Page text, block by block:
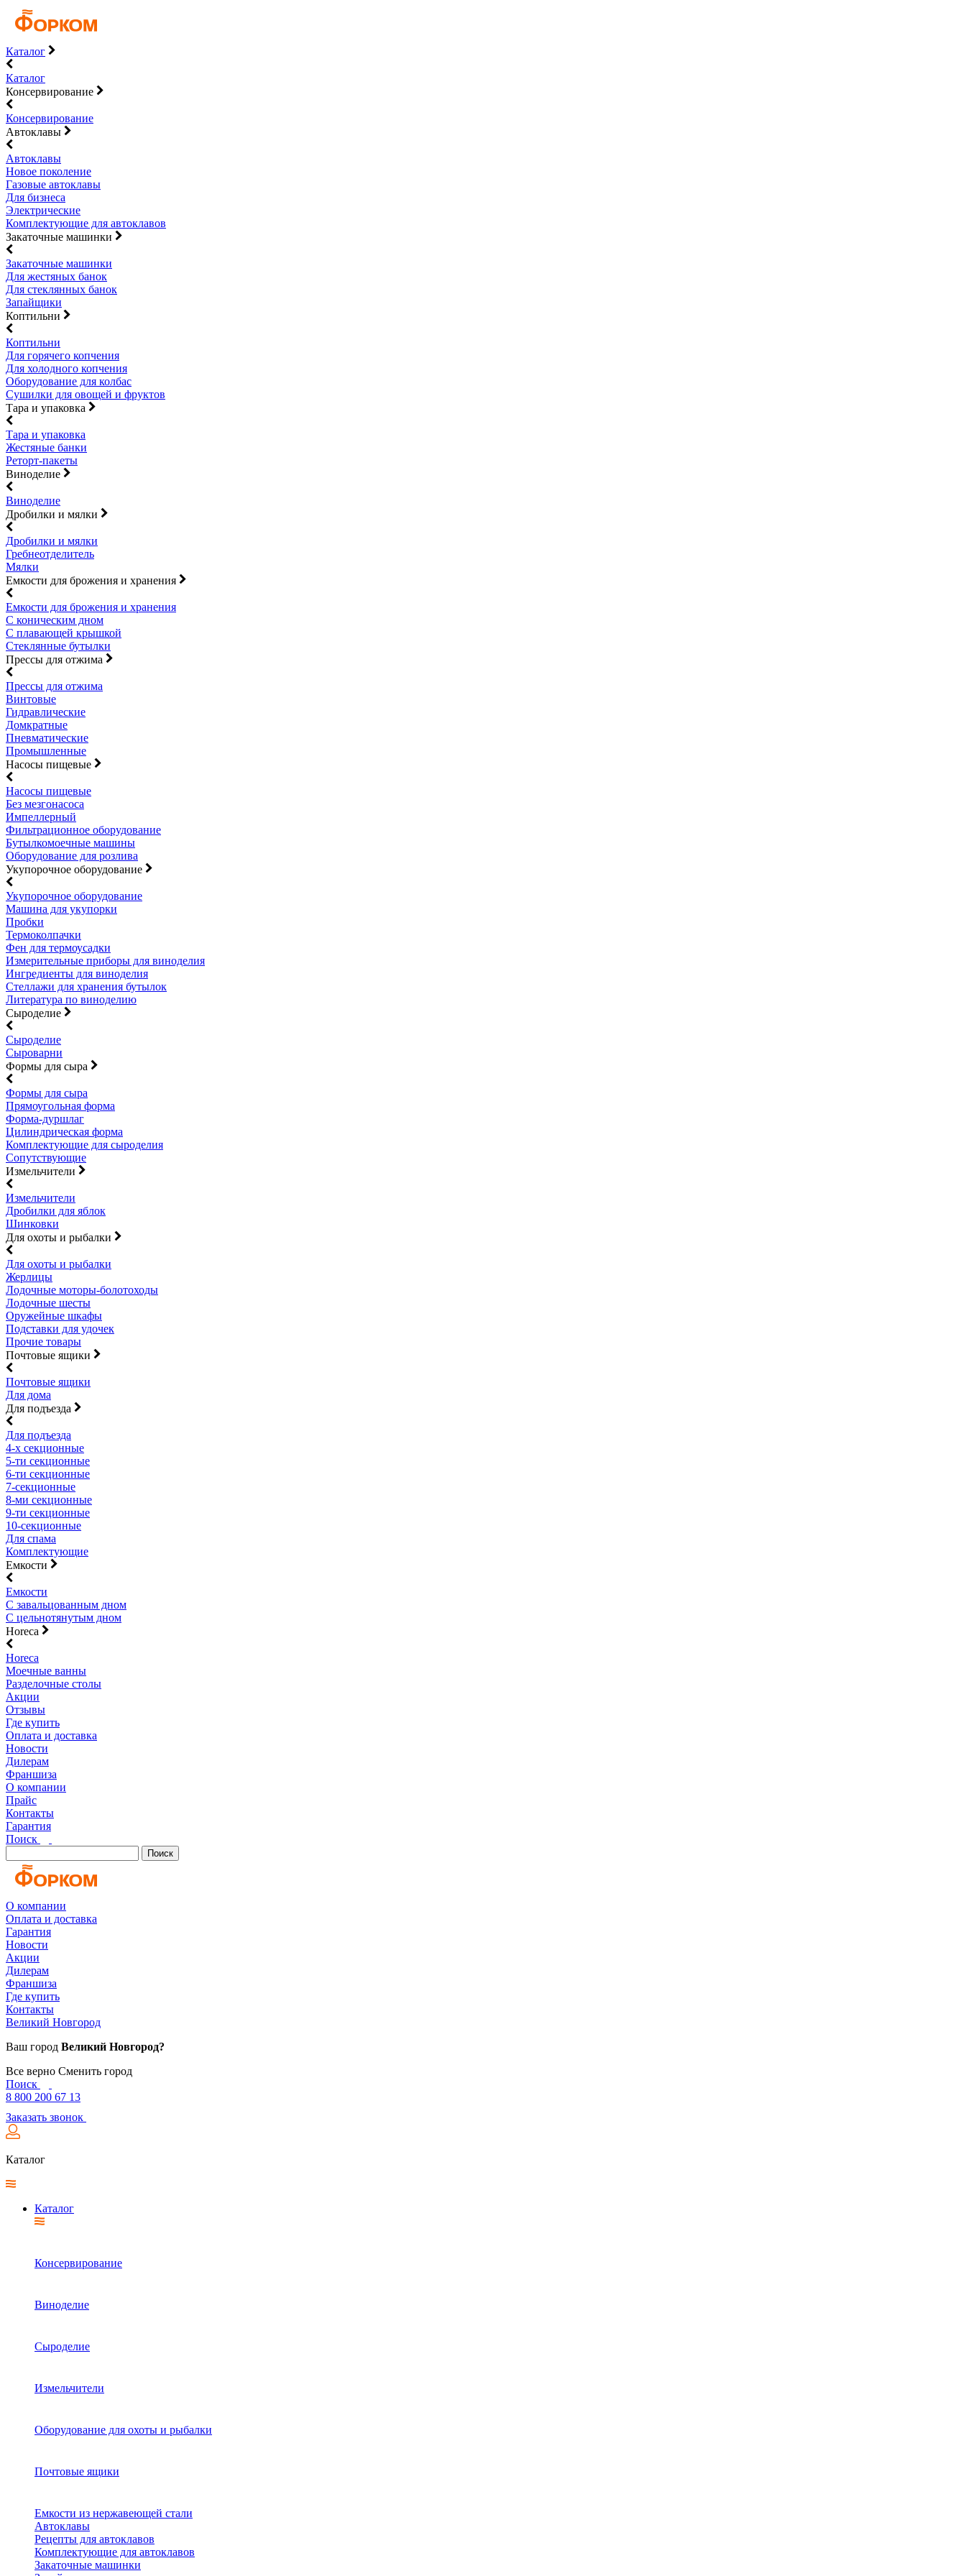
Каталог
Каталог
Консервирование
Консервирование
Автоклавы
Автоклавы
Новое поколение
Газовые автоклавы
Для бизнеса
Электрические
Комплектующие для автоклавов
Закаточные машинки
Закаточные машинки
Для жестяных банок
Для стеклянных банок
Запайщики
Коптильни
Коптильни
Для горячего копчения
Для холодного копчения
Оборудование для колбас
Сушилки для овощей и фруктов
Тара и упаковка
Тара и упаковка
Жестяные банки
Реторт-пакеты
Виноделие
Виноделие
Дробилки и мялки
Дробилки и мялки
Гребнеотделитель
Мялки
Емкости для брожения и хранения
Емкости для брожения и хранения
С коническим дном
С плавающей крышкой
Стеклянные бутылки
Прессы для отжима
Прессы для отжима
Винтовые
Гидравлические
Домкратные
Пневматические
Промышленные
Насосы пищевые
Насосы пищевые
Без мезгонасоса
Импеллерный
Фильтрационное оборудование
Бутылкомоечные машины
Оборудование для розлива
Укупорочное оборудование
Укупорочное оборудование
Машина для укупорки
Пробки
Термоколпачки
Фен для термоусадки
Измерительные приборы для виноделия
Ингредиенты для виноделия
Стеллажи для хранения бутылок
Литература по виноделию
Сыроделие
Сыроделие
Сыроварни
Формы для сыра
Формы для сыра
Прямоугольная форма
Форма-дуршлаг
Цилиндрическая форма
Комплектующие для сыроделия
Сопутствующие
Измельчители
Измельчители
Дробилки для яблок
Шинковки
Для охоты и рыбалки
Для охоты и рыбалки
Жерлицы
Лодочные моторы-болотоходы
Лодочные шесты
Оружейные шкафы
Подставки для удочек
Прочие товары
Почтовые ящики
Почтовые ящики
Для дома
Для подъезда
Для подъезда
4-х секционные
5-ти секционные
6-ти секционные
7-секционные
8-ми секционные
9-ти секционные
10-секционные
Для спама
Комплектующие
Емкости
Емкости
С завальцованным дном
С цельнотянутым дном
Horeca
Horeca
Моечные ванны
Разделочные столы
Акции
Отзывы
Где купить
Оплата и доставка
Новости
Дилерам
Франшиза
О компании
Прайс
Контакты
Гарантия
Поиск
Поиск
О компании
Оплата и доставка
Гарантия
Новости
Акции
Дилерам
Франшиза
Где купить
Контакты
Великий Новгород
Ваш город Великий Новгород?
Все верно Сменить город
Поиск
8 800 200 67 13
Заказать звонок
Каталог
Каталог
Консервирование
Виноделие
Сыроделие
Измельчители
Оборудование для охоты и рыбалки
Почтовые ящики
Емкости из нержавеющей стали
Автоклавы
Рецепты для автоклавов
Комплектующие для автоклавов
Закаточные машинки